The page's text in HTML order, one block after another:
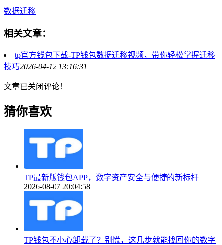
数据迁移
相关文章：
tp官方钱包下载-TP钱包数据迁移视频，带你轻松掌握迁移
技巧2026-04-12 13:16:31
文章已关闭评论！
猜你喜欢
TP最新版钱包APP，数字资产安全与便捷的新标杆
2026-08-07 20:04:58
TP钱包不小心卸载了？别慌，这几步就能找回你的数字